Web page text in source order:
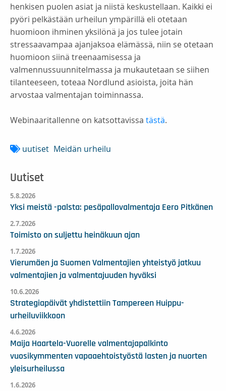
henkisen puolen asiat ja niistä keskustellaan. Kaikki ei
pyöri pelkästään urheilun ympärillä eli otetaan
huomioon ihminen yksilönä ja jos tulee jotain
stressaavampaa ajanjaksoa elämässä, niin se otetaan
huomioon siinä treenaamisessa ja
valmennussuunnitelmassa ja mukautetaan se siihen
tilanteeseen, toteaa Nordlund asioista, joita hän
arvostaa valmentajan toiminnassa.
Webinaaritallenne on katsottavissa tästä.
uutiset Meidän urheilu
Uutiset
5.8.2026
Yksi meistä -palsta: pesäpallovalmentaja Eero Pitkänen
2.7.2026
Toimisto on suljettu heinäkuun ajan
1.7.2026
Vierumäen ja Suomen Valmentajien yhteistyö jatkuu
valmentajien ja valmentajuuden hyväksi
10.6.2026
Strategiapäivät yhdistettiin Tampereen Huippu-
urheiluviikkoon
4.6.2026
Maija Haartela-Vuorelle valmentajapalkinto
vuosikymmenten vapaaehtoistyöstä lasten ja nuorten
yleisurheilussa
1.6.2026